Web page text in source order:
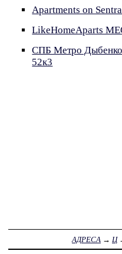
Apartments on
LikeHomeAparts
СПБ Метро Дыбенко
52к3
АДРЕСА → Ц